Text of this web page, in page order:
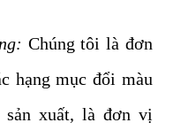
Chúng tôi là đơn
hạng mục đổi màu
xuất, là đơn vị